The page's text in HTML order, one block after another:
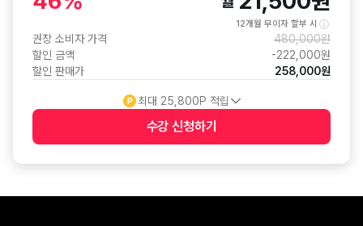
12개월 무이자 할부 시
권장 소비자 가격 480,000원
할인 금액
-222,000원
할인 판매가
258,000원
최대 25,800P 적립
수강 신청하기